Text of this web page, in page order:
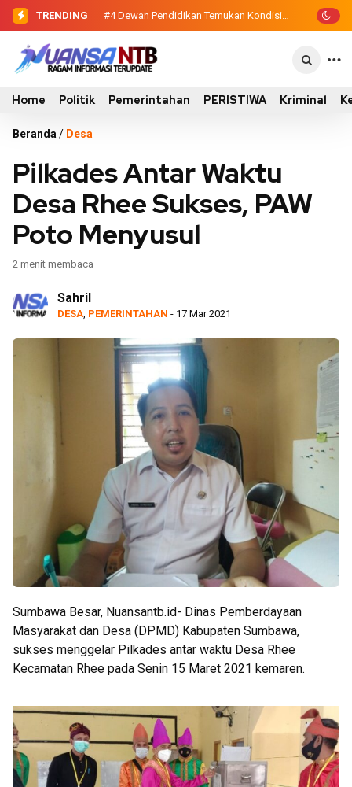
TRENDING #4Dewan Pendidikan Temukan Kondisi
305 Siswa SDN Kanar Belajar di Tengah
Home Politik Pemerintahan PERISTIWA Kriminal
Beranda / Desa
Pilkades Antar Waktu
Desa Rhee Sukses, PAW
Poto Menyusul
2 menit membaca
Sahril
DESA PEMERINTAHAN - 17 Mar 2021
Sumbawa Besar, Nuansantb.id- Dinas Pemberdayaan
Masyarakat dan Desa (DPMD) Kabupaten Sumbawa,
sukses menggelar Pilkades antar waktu Desa Rhee
Kecamatan Rhee pada Senin 15 Maret 2021 kemaren.